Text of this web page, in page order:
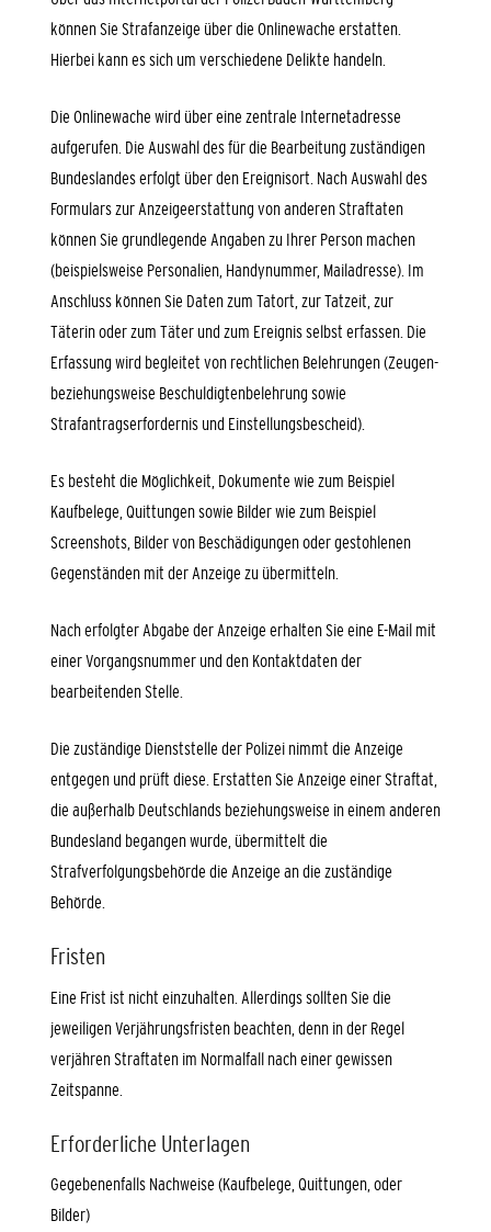
können Sie Strafanzeige über die Onlinewache erstatten.
Hierbei kann es sich um verschiedene Delikte handeln.
Die Onlinewache wird über eine zentrale Internetadresse
aufgerufen. Die Auswahl des für die Bearbeitung zuständigen
Bundeslandes erfolgt über den Ereignisort. Nach Auswahl des
Formulars zur Anzeigeerstattung von anderen Straftaten
können Sie grundlegende Angaben zu Ihrer Person machen
(beispielsweise Personalien, Handynummer, Mailadresse). Im
Anschluss können Sie Daten zum Tatort, zur Tatzeit, zur
Täterin oder zum Täter und zum Ereignis selbst erfassen. Die
Erfassung wird begleitet von rechtlichen Belehrungen (Zeugen-
beziehungsweise Beschuldigtenbelehrung sowie
Strafantragserfordernis und Einstellungsbescheid).
Es besteht die Möglichkeit, Dokumente wie zum Beispiel
Kaufbelege, Quittungen sowie Bilder wie zum Beispiel
Screenshots, Bilder von Beschädigungen oder gestohlenen
Gegenständen mit der Anzeige zu übermitteln.
Nach erfolgter Abgabe der Anzeige erhalten Sie eine E-Mail mit
einer Vorgangsnummer und den Kontaktdaten der
bearbeitenden Stelle.
Die zuständige Dienststelle der Polizei nimmt die Anzeige
entgegen und prüft diese. Erstatten Sie Anzeige einer Straftat,
die außerhalb Deutschlands beziehungsweise in einem anderen
Bundesland begangen wurde, übermittelt die
Strafverfolgungsbehörde die Anzeige an die zuständige
Behörde.
Fristen
Eine Frist ist nicht einzuhalten. Allerdings sollten Sie die
jeweiligen Verjährungsfristen beachten, denn in der Regel
verjähren Straftaten im Normalfall nach einer gewissen
Zeitspanne.
Erforderliche Unterlagen
Gegebenenfalls Nachweise (Kaufbelege, Quittungen, oder
Bilder)